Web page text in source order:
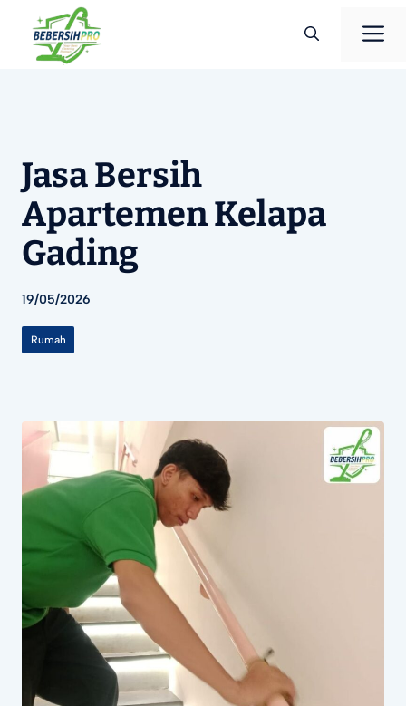
Langsung
Jasa Bersih
Apartemen Kelapa
Gading
19/05/2026
Rumah